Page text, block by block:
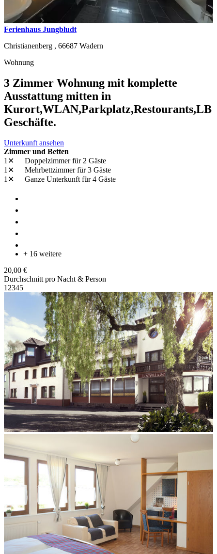
Ferienhaus Jungbludt
Christianenberg , 66687 Wadern
Wohnung
3 Zimmer Wohnung mit komplette
Ausstattung mitten in
Kurort,WLAN,Parkplatz,Restourants,LB
Geschäfte.
Unterkunft ansehen
Zimmer und Betten
1✕
Doppelzimmerfür 2 Gäste
1✕
Mehrbettzimmerfür 3 Gäste
1✕
Ganze Unterkunft für 4 Gäste
+ 16 weitere
20,00 €
Durchschnitt pro Nacht & Person
1 2345